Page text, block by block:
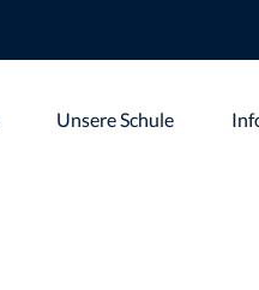
Unsere Schule